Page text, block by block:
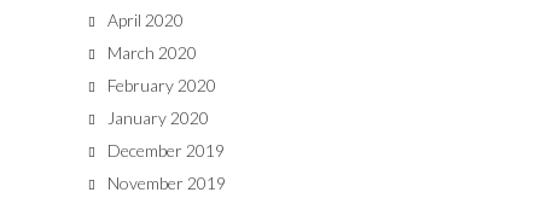
April 2020
March 2020
February 2020
January 2020
December 2019
November 2019